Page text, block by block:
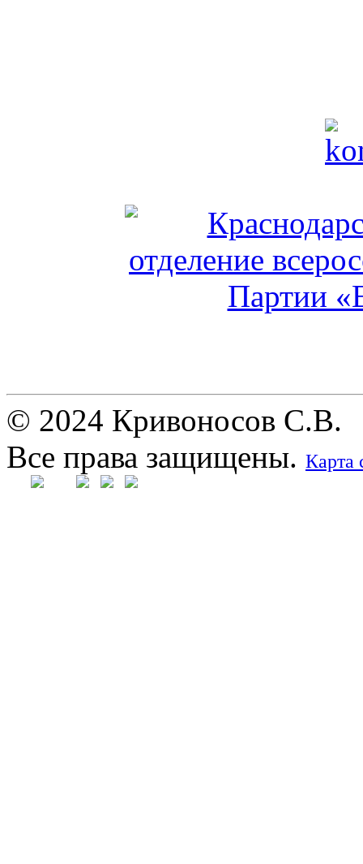
© 2024 Кривоносов С.В.
Все права защищены. Карта